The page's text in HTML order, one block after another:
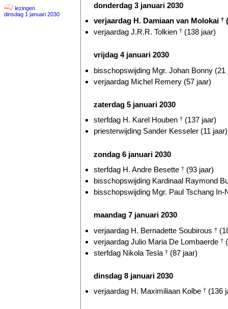
lezingen
dinsdag 1 januari 2030
donderdag 3 januari 2030
verjaardag H. Damiaan van Molokai †
verjaardag J.R.R. Tolkien † (138 jaar)
vrijdag 4 januari 2030
bisschopswijding Mgr. Johan Bonny (21
verjaardag Michel Remery (57 jaar)
zaterdag 5 januari 2030
sterfdag H. Karel Houben † (137 jaar)
priesterwijding Sander Kesseler (11 jaar)
zondag 6 januari 2030
sterfdag H. Andre Besette † (93 jaar)
bisschopswijding Kardinaal Raymond
bisschopswijding Mgr. Paul Tschang In-
maandag 7 januari 2030
verjaardag H. Bernadette Soubirous †
verjaardag Julio Maria De Lombaerde †
sterfdag Nikola Tesla † (87 jaar)
dinsdag 8 januari 2030
verjaardag H. Maximiliaan Kolbe † (136